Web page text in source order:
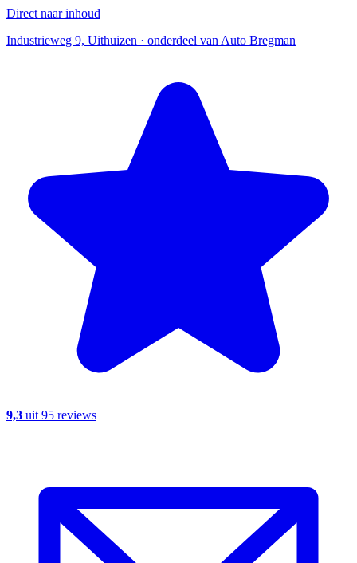
Direct naar inhoud
Industrieweg 9, Uithuizen · onderdeel van Auto Bregman
9,3 uit 95 reviews